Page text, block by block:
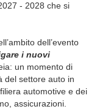
- 2028 che si
dell’evento
i nuovi
un momento di
del settore auto in
automotive e dei
assicurazioni.